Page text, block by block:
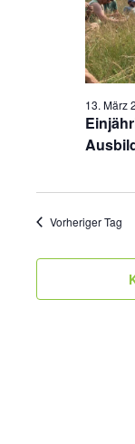
13. März
Vorheriger Tag